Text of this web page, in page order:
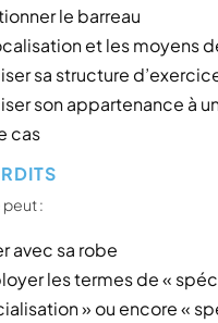
le barreau
et les moyens
sa structure
son appartenance à
cas
peut :
avec sa robe
les termes de «
» ou encore «